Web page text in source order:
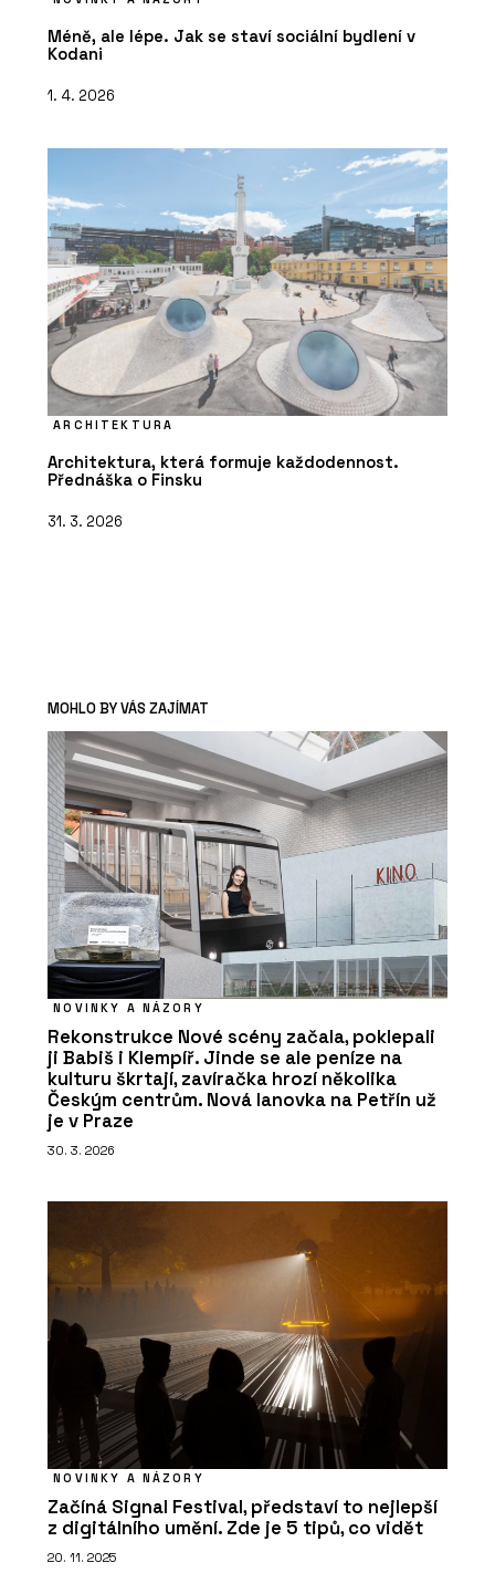
Méně, ale lépe. Jak se staví sociální bydlení v
Kodani
1. 4. 2026
ARCHITEKTURA
Architektura, která formuje každodennost.
Přednáška o Finsku
31. 3. 2026
MOHLO BY VÁS ZAJÍMAT
NOVINKY A NÁZORY
Rekonstrukce Nové scény začala, poklepali
ji Babiš i Klempíř. Jinde se ale peníze na
kulturu škrtají, zavíračka hrozí několika
Českým centrům. Nová lanovka na Petřín už
je v Praze
30. 3. 2026
NOVINKY A NÁZORY
Začíná Signal Festival, představí to nejlepší
z digitálního umění. Zde je 5 tipů, co vidět
20. 11. 2025